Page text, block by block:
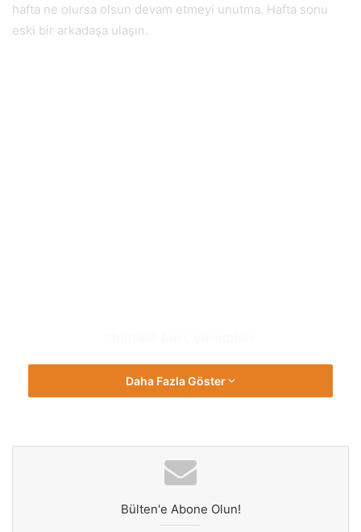
hafta ne olursa olsun devam etmeyi unutma. Hafta sonu
eski bir arkadaşa ulaşın.
Daha Fazla Göster
Bülten'e Abone Olun!